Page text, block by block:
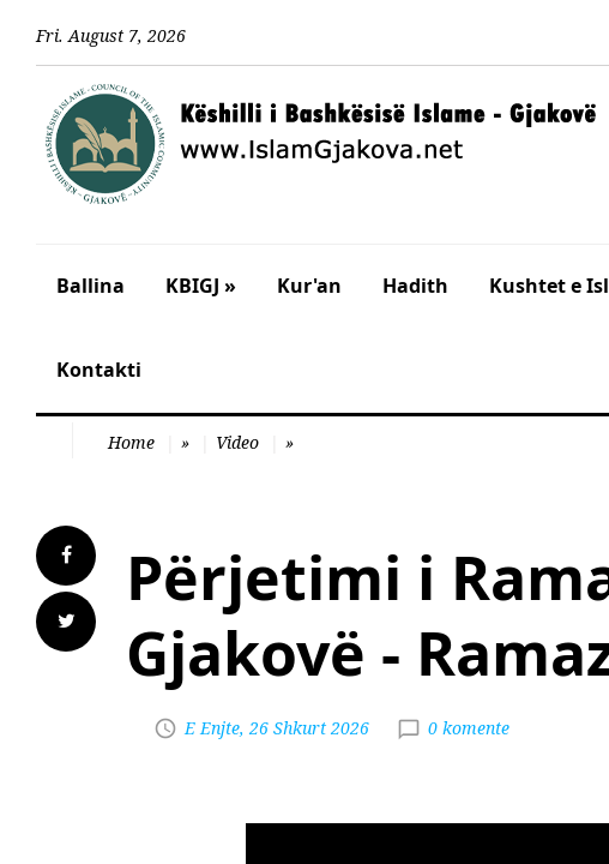
Fri. August 7, 2026
Ballina KBIGJ » Kur'an Hadith Kushtet e
Kontakti
Home » Video »
Përjetimi i
Gjakovë -
E Enjte, 26 Shkurt 2026 0 komente